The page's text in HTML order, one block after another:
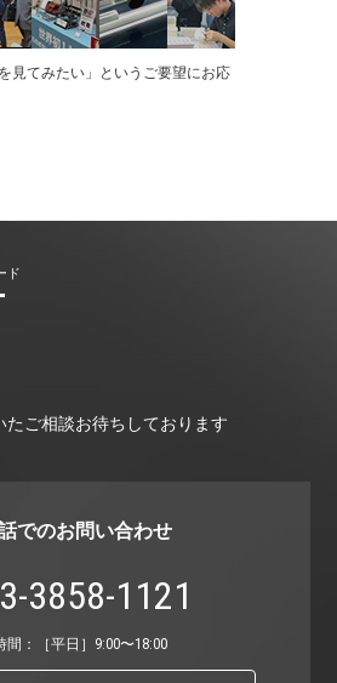
⾒てみたい」というご要望にお応
ド
ご相談お待ちしております
でのお問い合わせ
3858-1121
間：［平⽇］9:00〜18:00